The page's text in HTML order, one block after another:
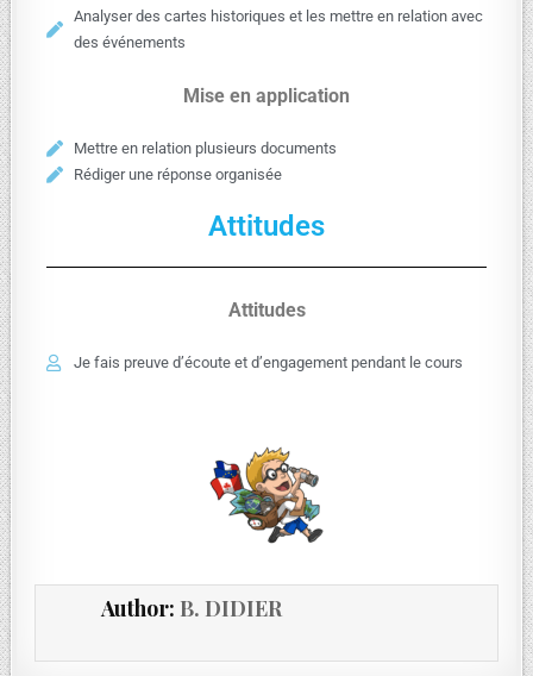
Analyser des cartes historiques et les mettre en relation avec
des événements
Mise en application
Mettre en relation plusieurs documents
Rédiger une réponse organisée
Attitudes
Attitudes
Je fais preuve d’écoute et d’engagement pendant le cours
Author: B. DIDIER